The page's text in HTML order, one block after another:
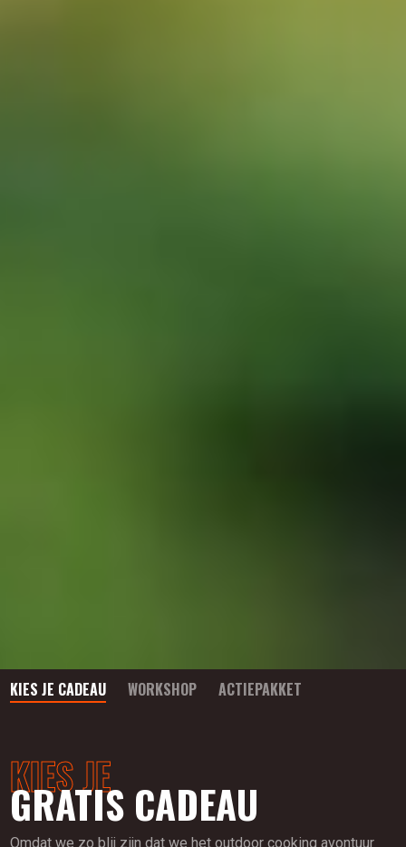
KIES JE CADEAU WORKSHOP ACTIEPAKKET
KIES JE
GRATIS CADEAU
Omdat we zo blij zijn dat we het outdoor cooking avontuur